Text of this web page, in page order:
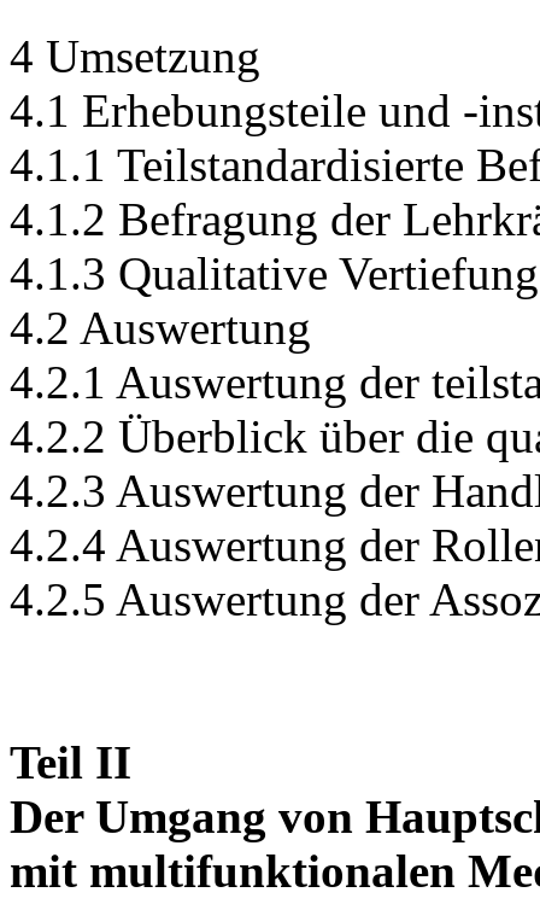
4 Umsetzung
4.1 Erhebungsteile und -
4.1.1 Teilstandardisierte
4.1.2 Befragung der
4.1.3 Qualitative
4.2 Auswertung
4.2.1 Auswertung der
4.2.2 Überblick über die
4.2.3 Auswertung der
4.2.4 Auswertung der
4.2.5 Auswertung der
Teil II
Der Umgang von
mit multifunktionalen